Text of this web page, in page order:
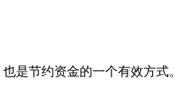
节约资金的一个有效方式。